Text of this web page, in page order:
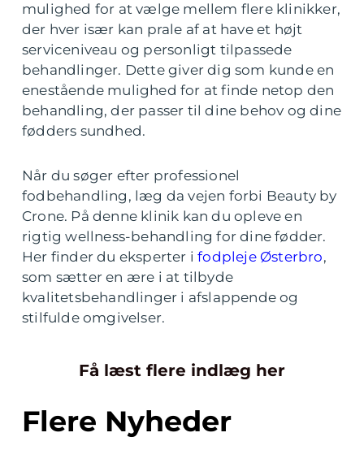
mulighed for at vælge mellem flere klinikker,
der hver især kan prale af at have et højt
serviceniveau og personligt tilpassede
behandlinger. Dette giver dig som kunde en
enestående mulighed for at finde netop den
behandling, der passer til dine behov og dine
fødders sundhed.
Når du søger efter professionel
fodbehandling, læg da vejen forbi Beauty by
Crone. På denne klinik kan du opleve en
rigtig wellness-behandling for dine fødder.
Her finder du eksperter ifodpleje Østerbro,
som sætter en ære i at tilbyde
kvalitetsbehandlinger i afslappende og
stilfulde omgivelser.
Få læst flere indlæg her
Flere Nyheder